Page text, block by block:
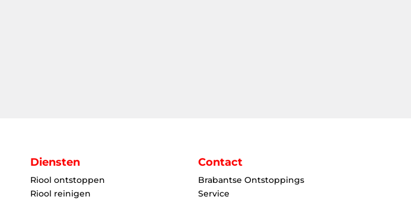
Diensten
Riool ontstoppen
Riool reinigen
Contact
Brabantse Ontstoppings
Service